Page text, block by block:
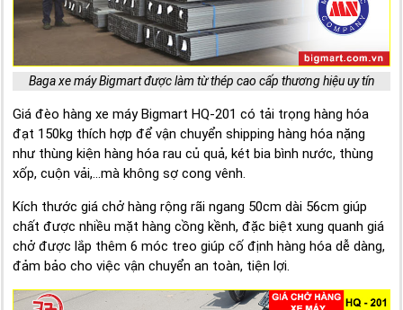
Baga xe máy Bigmart được làm từ thép cao cấp thương hiệu uy tín
Giá đèo hàng xe máy Bigmart HQ-201 có tải trọng hàng hóa
đạt 150kg thích hợp để vận chuyển shipping hàng hóa nặng
như thùng kiện hàng hóa rau củ quả, két bia bình nước, thùng
xốp, cuộn vải,...mà không sợ cong vênh.
Kích thước giá chở hàng rộng rãi ngang 50cm dài 56cm giúp
chất được nhiều mặt hàng cồng kềnh, đặc biệt xung quanh giá
chở được lắp thêm 6 móc treo giúp cố định hàng hóa dễ dàng,
đảm bảo cho việc vận chuyển an toàn, tiện lợi.